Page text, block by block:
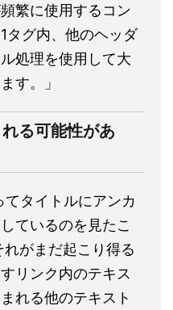
繁に使用するコン
タグ内、他のヘッダ
処理を使用して大
す。」
る可能性があ
タイトルにアンカ
ているのを見たこ
がまだ起こり得る
リンク内のテキス
れる他のテキスト